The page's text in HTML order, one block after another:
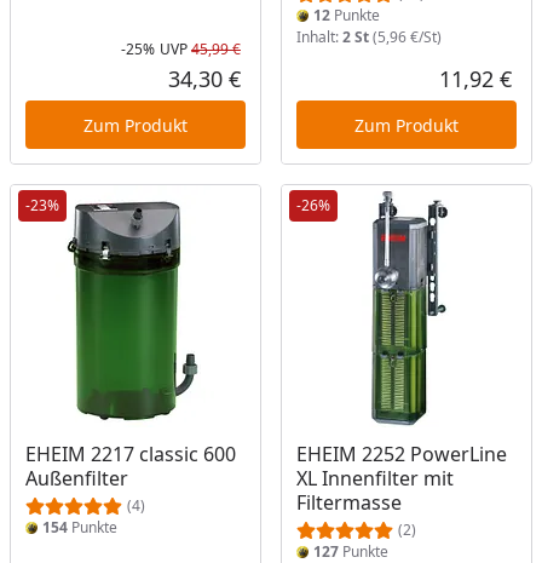
Rabatt in Prozent
-25%
Ursprünglicher Preis
UVP45,99 €
Aktueller Preis
34,30 €
Zum Produkt
12Punkte
Inhalt:2 St(5,96 €/St)
11,92 €
Zum Produkt
-23%
EHEIM 2217 classic 600
Außenfilter
(4)
154 Punkte
-26%
EHEIM 2252 PowerLine
XL Innenfilter mit
Filtermasse
(2)
127Punkte